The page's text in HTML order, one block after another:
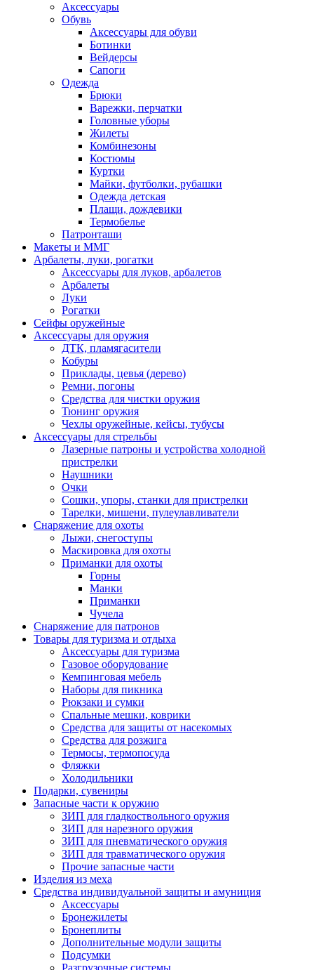
Аксессуары
Обувь
Аксессуары для обуви
Ботинки
Вейдерсы
Сапоги
Одежда
Брюки
Варежки, перчатки
Головные уборы
Жилеты
Комбинезоны
Костюмы
Куртки
Майки, футболки, рубашки
Одежда детская
Плащи, дождевики
Термобелье
Патронташи
Макеты и ММГ
Арбалеты, луки, рогатки
Аксессуары для луков, арбалетов
Арбалеты
Луки
Рогатки
Сейфы оружейные
Аксессуары для оружия
ДТК, пламягасители
Кобуры
Приклады, цевья (дерево)
Ремни, погоны
Средства для чистки оружия
Тюнинг оружия
Чехлы оружейные, кейсы, тубусы
Аксессуары для стрельбы
Лазерные патроны и устройства холодной
пристрелки
Наушники
Очки
Сошки, упоры, станки для пристрелки
Тарелки, мишени, пулеулавливатели
Снаряжение для охоты
Лыжи, снегоступы
Маскировка для охоты
Приманки для охоты
Горны
Манки
Приманки
Чучела
Снаряжение для патронов
Товары для туризма и отдыха
Аксессуары для туризма
Газовое оборудование
Кемпинговая мебель
Наборы для пикника
Рюкзаки и сумки
Спальные мешки, коврики
Средства для защиты от насекомых
Средства для розжига
Термосы, термопосуда
Фляжки
Холодильники
Подарки, сувениры
Запасные части к оружию
ЗИП для гладкоствольного оружия
ЗИП для нарезного оружия
ЗИП для пневматического оружия
ЗИП для травматического оружия
Прочие запасные части
Изделия из меха
Средства индивидуальной защиты и амуниция
Аксессуары
Бронежилеты
Бронеплиты
Дополнительные модули защиты
Подсумки
Разгрузочные системы